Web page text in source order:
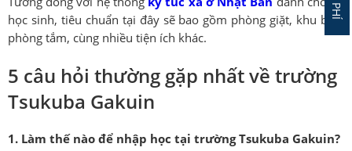
học sinh, tiêu chuẩn tại đây sẽ bao gồm phòng giặt, khu bếp,
phòng tắm, cùng nhiều tiện ích khác.
5 câu hỏi thường gặp nhất về trường
Tsukuba Gakuin
1. Làm thế nào để nhập học tại trường Tsukuba Gakuin?